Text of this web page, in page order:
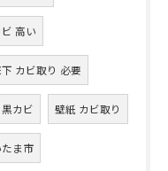
高い
カビ取り 必要
カビ 壁紙 カビ取り
ま市